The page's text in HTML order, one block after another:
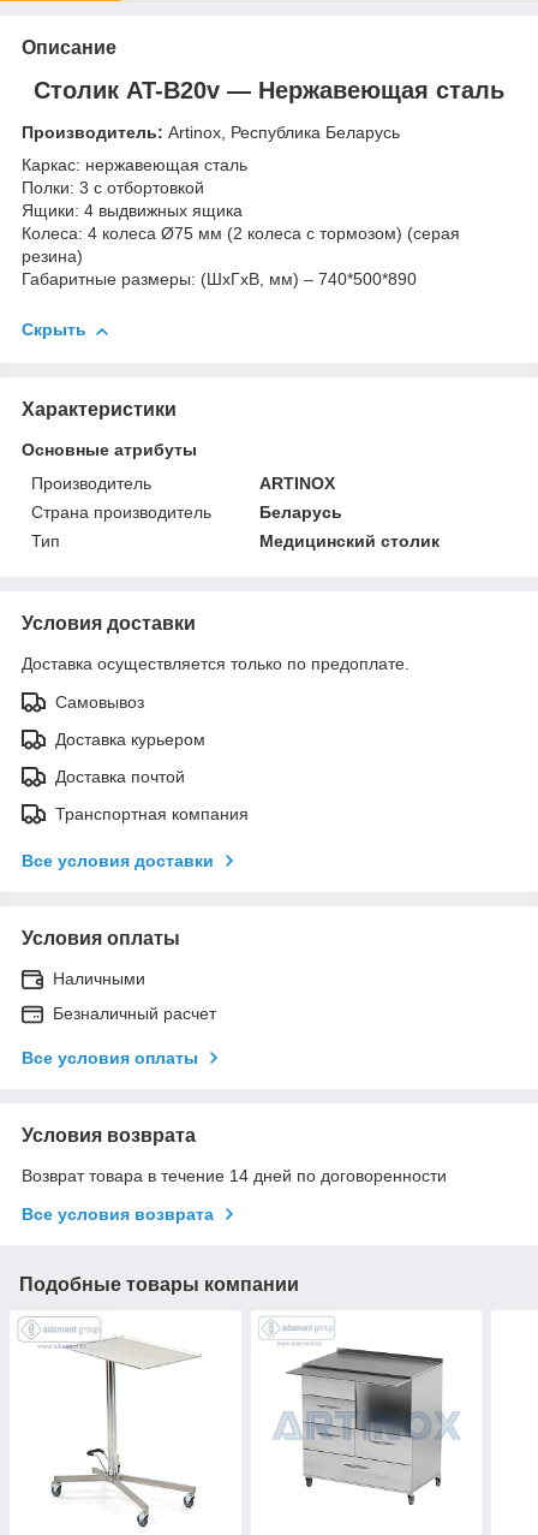
Описание
Столик AT-B20v — Нержавеющая сталь
Производитель: Artinox, Республика Беларусь
Каркас: нержавеющая сталь
Полки: 3 с отбортовкой
Ящики: 4 выдвижных ящика
Колеса: 4 колеса Ø75 мм (2 колеса с тормозом) (серая
резина)
Габаритные размеры: (ШхГхВ, мм) – 740*500*890
Скрыть
Характеристики
Основные атрибуты
Производитель
ARTINOX
Страна производитель
Беларусь
Тип
Медицинский столик
Условия доставки
Доставка осуществляется только по предоплате.
Самовывоз
Доставка курьером
Доставка почтой
Транспортная компания
Все условия доставки
Условия оплаты
Наличными
Безналичный расчет
Все условия оплаты
Условия возврата
Возврат товара в течение 14 дней по договоренности
Все условия возврата
Подобные товары компании